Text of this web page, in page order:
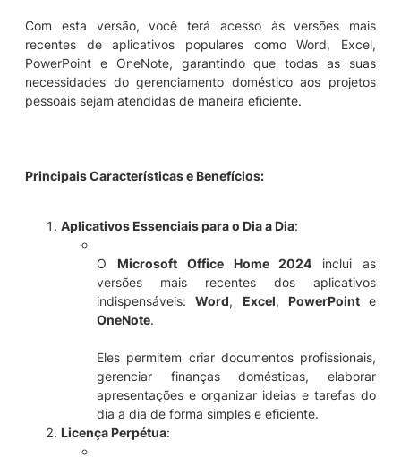
e
Com esta versão, você terá acesso às versões mais
recentes de aplicativos populares como Word, Excel,
PowerPoint e OneNote, garantindo que todas as suas
necessidades do gerenciamento doméstico aos projetos
pessoais sejam atendidas de maneira eficiente.
Principais Características e Benefícios:
Aplicativos Essenciais para o Dia a Dia:
O Microsoft Office Home 2024 inclui as
versões mais recentes dos aplicativos
indispensáveis:Word, Excel, PowerPointe
OneNote.
Eles permitem criar documentos profissionais,
gerenciar finanças domésticas, elaborar
apresentações e organizar ideias e tarefas do
dia a dia de forma simples e eficiente.
Licença Perpétua: